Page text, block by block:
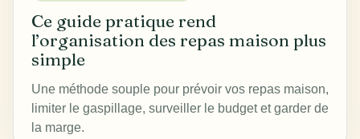
Ce guide pratique rend
l’organisation des repas maison plus
simple
Une méthode souple pour prévoir vos repas maison,
limiter le gaspillage, surveiller le budget et garder de
la marge.